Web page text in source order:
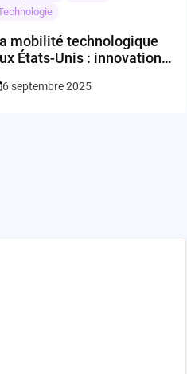
mobilité technologique
États-Unis : innovation,
6 septembre 2025